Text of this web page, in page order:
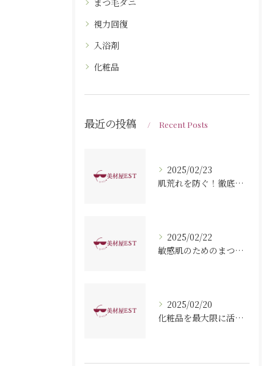
まつ毛ダニ
視力回復
入浴剤
化粧品
最近の投稿 Recent Posts
2025/02/23
肌荒れを防ぐ！徹底保湿で健やか肌へのステップ
2025/02/22
敏感肌のためのまつ毛ダニ徹底ガイド：健康的な目元を保つ秘訣
2025/02/20
化粧品を最大限に活用するための塗る順番ガイド